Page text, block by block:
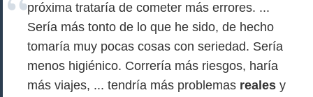
próxima trataría de cometer más errores. ...
Sería más tonto de lo que he sido, de hecho
tomaría muy pocas cosas con seriedad. Sería
menos higiénico. Correría más riesgos, haría
más viajes, ... tendría más problemas reales y